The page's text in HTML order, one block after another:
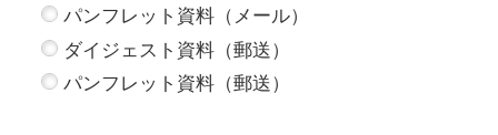
パンフレット資料（メール）
ダイジェスト資料（郵送）
パンフレット資料（郵送）